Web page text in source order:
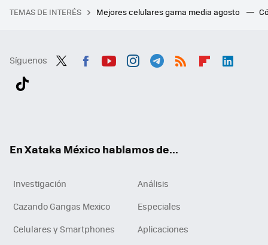
TEMAS DE INTERÉS Mejores celulares gama media agosto
Síguenos
En Xataka México hablamos de...
Investigación
Análisis
Cazando Gangas Mexico
Especiales
Celulares y Smartphones
Aplicaciones